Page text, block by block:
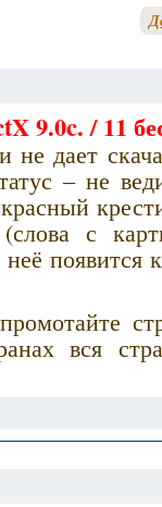
9.0c. / 11
не дает
– не
с
появится
вся